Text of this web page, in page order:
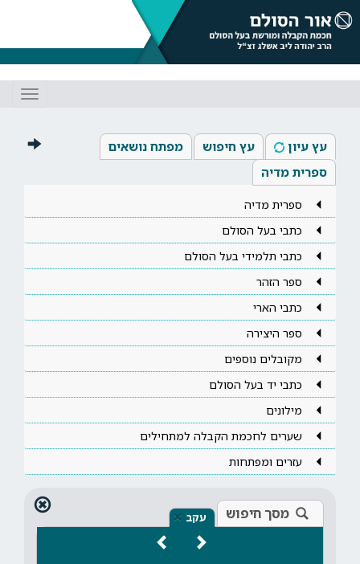
עץ עיון עץ חיפוש
מפתח נושאים
ספרית מדיה
ספרית מדיה
כתבי בעל הסולם
כתבי תלמידי בעל הסולם
ספר הזהר
כתבי הארי
ספר היצירה
מקובלים נוספים
כתבי יד בעל הסולם
מילונים
שערים לחכמת הקבלה למתחילים
עזרים ומפתחות
מסך חיפוש עקב ×